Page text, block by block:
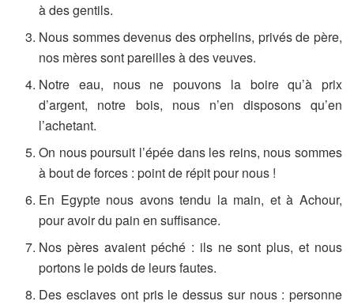
à des gentils.
Nous sommes devenus des orphelins, privés de père,
nos mères sont pareilles à des veuves.
Notre eau, nous ne pouvons la boire qu’à prix
d’argent, notre bois, nous n’en disposons qu’en
l’achetant.
On nous poursuit l’épée dans les reins, nous sommes
à bout de forces : point de répit pour nous !
En Egypte nous avons tendu la main, et à Achour,
pour avoir du pain en suffisance.
Nos pères avaient péché : ils ne sont plus, et nous
portons le poids de leurs fautes.
Des esclaves ont pris le dessus sur nous : personne